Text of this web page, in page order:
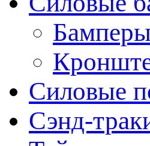
Бамперы
Силовые
Сэнд-